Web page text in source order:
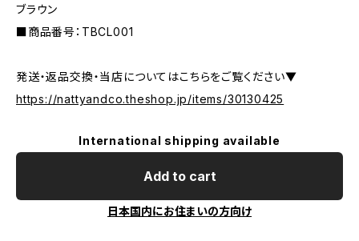
ブラウン
■商品番号：TBCL001
発送・返品交換・当店についてはこちらをご覧ください▼
https://nattyandco.theshop.jp/items/30130425
International shipping available
Add to cart
日本国内にお住まいの方向け